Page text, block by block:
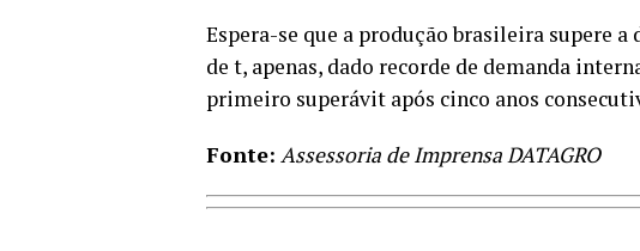
Espera-se que a produção brasileira supere
de t, apenas, dado recorde de demanda
primeiro superávit após cinco anos
Fonte: Assessoria de Imprensa DATAGRO